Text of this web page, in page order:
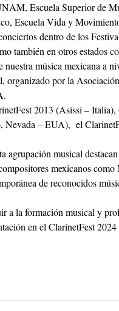
Escuela Superior de
Escuela Vida y
dentro de los
también en otros estados
nuestra música mexicana a
organizado por la
2013 (Asissi –
Nevada – EUA),  el
agrupación musical
mexicanos
de reconocidos
a la formación musical y
en el ClarinetFest